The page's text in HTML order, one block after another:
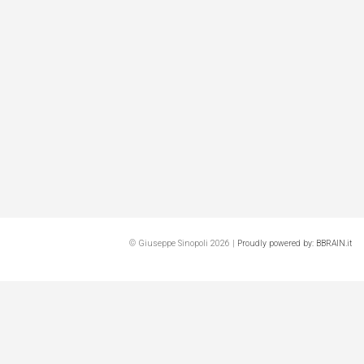
© Giuseppe Sinopoli 2026 | Proudly powered by: BBRAIN.it